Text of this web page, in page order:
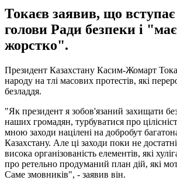
Токаєв заявив, що
голови Ради безпеки і
жорстко".
Президент Казахстану Касим-Жомарт
народу на тлі масових протестів, які
безладдя.
"Як президент я зобов'язаний захищати
наших громадян, турбуватися про
мною заходи націлені на добробут
Казахстану. Але ці заходи поки не
висока організованість елементів, які
про ретельно продуманий план дій, які
Саме змовників", - заявив він.